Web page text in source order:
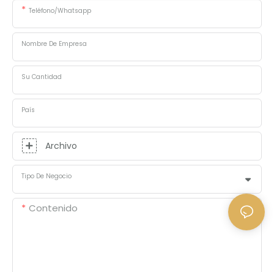
Teléfono/whatsapp
Nombre De Empresa
Su Cantidad
País
Archivo
Tipo De Negocio
Contenido